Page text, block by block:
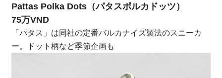
Pattas Polka Dots（パタスポルカドッツ）
75万VND
「パタス」は同社の定番バルカナイズ製法のスニーカ
ー。ドット柄など季節企画も